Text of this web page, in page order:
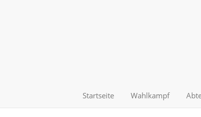
Startseite Wahlkampf